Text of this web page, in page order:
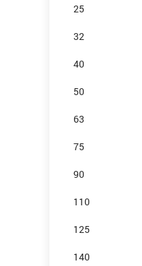
25
32
40
50
63
75
90
110
125
140